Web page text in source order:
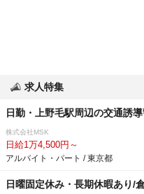
求人特集
日勤・上野毛駅周辺の交通誘
株式会社MSK
日給1万4,500円～
アルバイト・パート / 東京都
日曜固定休み・長期休暇あり/